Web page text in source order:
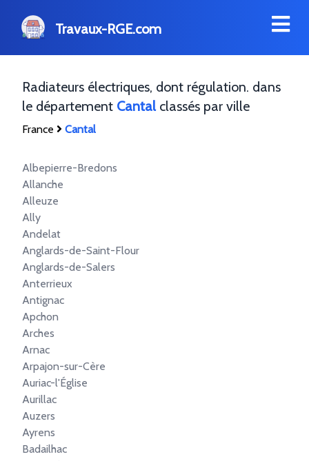
Travaux-RGE.com
Radiateurs électriques, dont régulation. dans
le département Cantalclassés par ville
France Cantal
Albepierre-Bredons
Allanche
Alleuze
Ally
Andelat
Anglards-de-Saint-Flour
Anglards-de-Salers
Anterrieux
Antignac
Apchon
Arches
Arnac
Arpajon-sur-Cère
Auriac-l'Église
Aurillac
Auzers
Ayrens
Badailhac